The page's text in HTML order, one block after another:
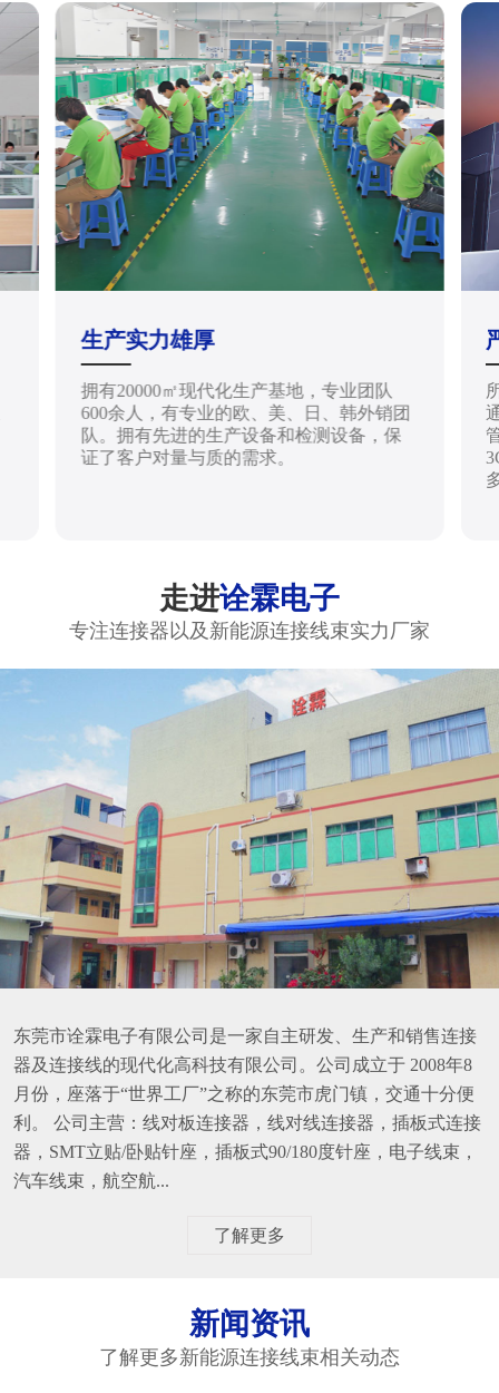
生产实力雄厚
拥有20000㎡现代化生产基地，专业团队
600余人，有专业的欧、美、日、韩外销团
队。拥有先进的生产设备和检测设备，保
证了客户对量与质的需求。
走进诠霖电子
专注连接器以及新能源连接线束实力厂家
东莞市诠霖电子有限公司是一家自主研发、生产和销售连接
器及连接线的现代化高科技有限公司。公司成立于 2008年8
月份，座落于“世界工厂”之称的东莞市虎门镇，交通十分便
利。 公司主营：线对板连接器，线对线连接器，插板式连接
器，SMT立贴/卧贴针座，插板式90/180度针座，电子线束，
汽车线束，航空航...
了解更多
新闻资讯
了解更多新能源连接线束相关动态